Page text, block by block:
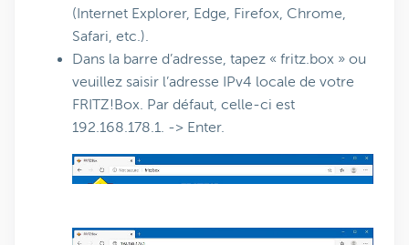
(Internet Explorer, Edge, Firefox, Chrome,
Safari, etc.).
Dans la barre d’adresse, tapez « fritz.box » ou
veuillez saisir l’adresse IPv4 locale de votre
FRITZ!Box. Par défaut, celle-ci est
192.168.178.1. -> Enter.